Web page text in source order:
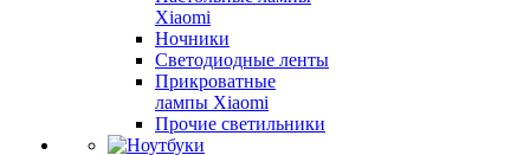
Xiaomi
Ночники
Светодиодные ленты
Прикроватные
лампы Xiaomi
Прочие светильники